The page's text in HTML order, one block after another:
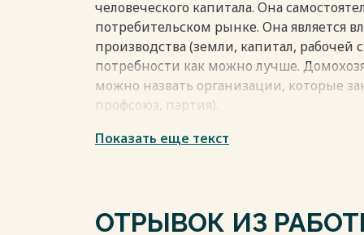
человеческого капитала. Она
потребительском рынке. Она является
производства (земли, капитал,
потребности как можно лучше.
можно назвать организации, которые
профсоюз, партия).
деятельности. Домохозяйство
снабжающая экономику ресурсами и
Показать еще текст
ОТРЫВОК ИЗ